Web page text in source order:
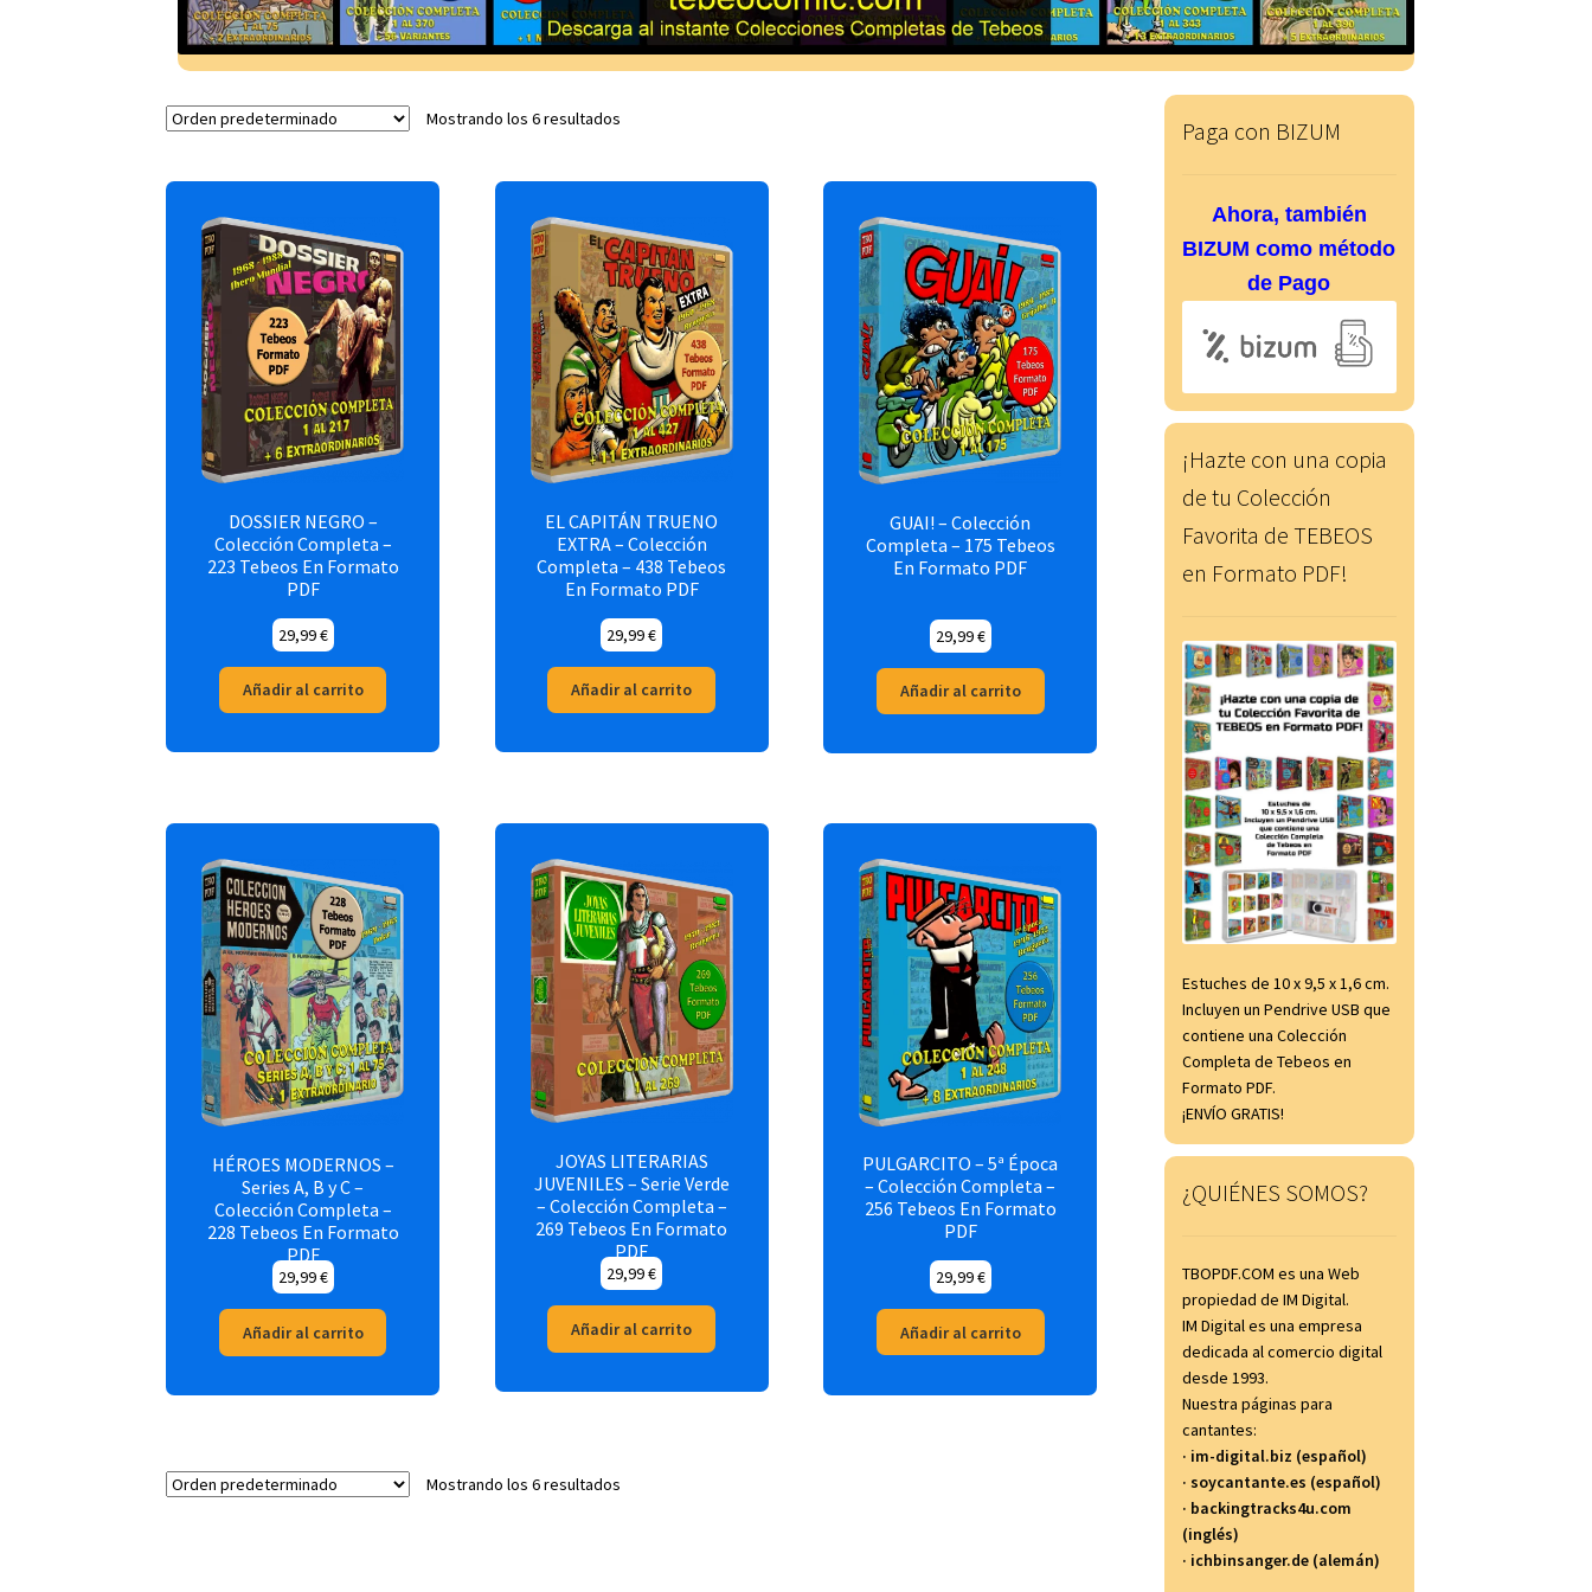
Mostrando los 6 resultados
DOSSIER NEGRO –
Colección Completa –
223 Tebeos En Formato
PDF
29,99€
Añadir al carrito
EL CAPITÁN TRUENO
EXTRA – Colección
Completa – 438 Tebeos
En Formato PDF
29,99€
Añadir al carrito
GUAI! – Colección
Completa – 175 Tebeos
En Formato PDF
29,99€
Añadir al carrito
HÉROES MODERNOS –
Series A, B y C –
Colección Completa –
228 Tebeos En Formato
PDF
29,99€
Añadir al carrito
JOYAS LITERARIAS
JUVENILES – Serie Verde
– Colección Completa –
269 Tebeos En Formato
PDF
29,99€
Añadir al carrito
PULGARCITO – 5ª Época
– Colección Completa –
256 Tebeos En Formato
PDF
29,99€
Añadir al carrito
Mostrando los 6 resultados
Paga con BIZUM
Ahora, también
BIZUM como método
de Pago
¡Hazte con una copia
de tu Colección
Favorita de TEBEOS
en Formato PDF!
Estuches de 10 x 9,5 x 1,6 cm.
Incluyen un Pendrive USB que
contiene una Colección
Completa de Tebeos en
Formato PDF.
¡ENVÍO GRATIS!
¿QUIÉNES SOMOS?
TBOPDF.COM es una Web
propiedad de IM Digital.
IM Digital es una empresa
dedicada al comercio digital
desde 1993.
Nuestra páginas para
cantantes:
· im-digital.biz (español)
· soycantante.es (español)
· backingtracks4u.com
(inglés)
· ichbinsanger.de (alemán)